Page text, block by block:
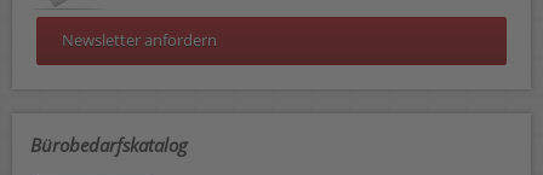
Newsletter anfordern
Bürobedarfskatalog